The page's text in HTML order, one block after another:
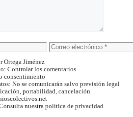
Correo
electrónico
Ortega Jiménez
Controlar los comentarios
consentimiento
No se comunicarán salvo previsión legal
portabilidad, cancelación
nuestra política de privacidad